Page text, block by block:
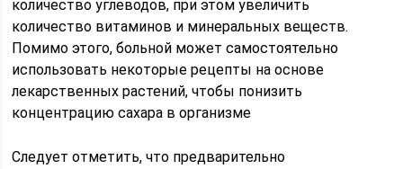
количество углеводов, при этом увеличить
количество витаминов и минеральных веществ.
Помимо этого, больной может самостоятельно
использовать некоторые рецепты на основе
лекарственных растений, чтобы понизить
концентрацию сахара в организме
Следует отметить, что предварительно